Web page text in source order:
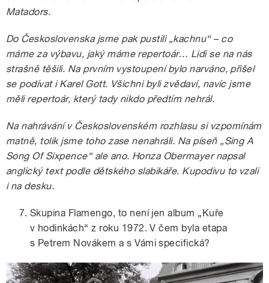
Matadors.
Do Československa jsme pak pustili „kachnu“ – co
máme za výbavu, jaký máme repertoár… Lidi se na nás
strašně těšili. Na prvním vystoupení bylo narváno, přišel
se podívat i Karel Gott. Všichni byli zvědaví, navíc jsme
měli repertoár, který tady nikdo předtím nehrál.
Na nahrávání v Československém rozhlasu si vzpomínám
matně, tolik jsme toho zase nenahráli. Na píseň „Sing A
Song Of Sixpence“ ale ano. Honza Obermayer napsal
anglický text podle dětského slabikáře. Kupodivu to vzali
i na desku.
Skupina Flamengo, to není jen album „Kuře
v hodinkách“ z roku 1972. V čem byla etapa
s Petrem Novákem a s Vámi specifická?